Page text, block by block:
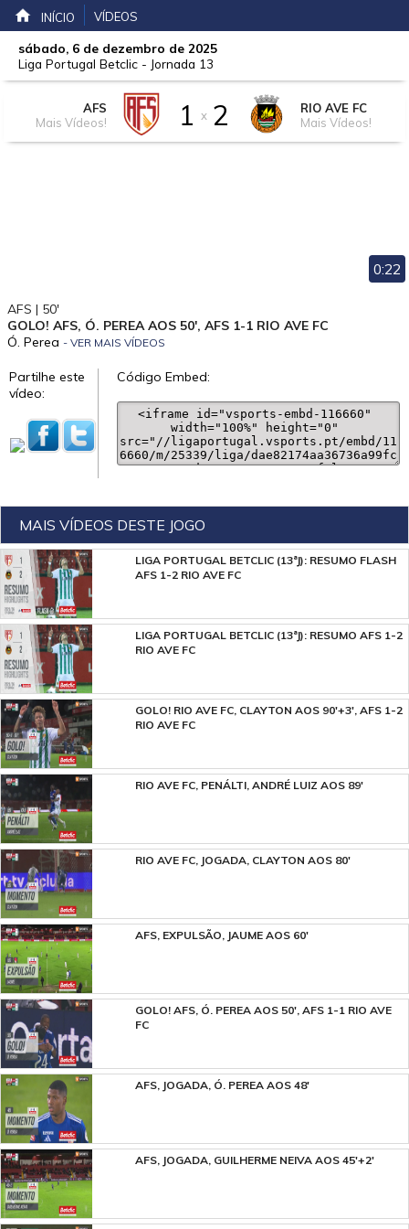
INÍCIO VÍDEOS
sábado, 6 de dezembro de 2025
Liga Portugal Betclic - Jornada 13
AFS
Mais Vídeos!
1 x 2
RIO AVE FC
Mais Vídeos!
0:22
AFS | 50'
GOLO! AFS, Ó. PEREA AOS 50', AFS 1-1 RIO AVE FC
Ó. Perea - VER MAIS VÍDEOS
Partilhe este
vídeo:
Código Embed:
MAIS VÍDEOS DESTE JOGO
LIGA PORTUGAL BETCLIC (13ªJ): RESUMO FLASH
AFS 1-2 RIO AVE FC
LIGA PORTUGAL BETCLIC (13ªJ): RESUMO AFS 1-2
RIO AVE FC
GOLO! RIO AVE FC, CLAYTON AOS 90'+3', AFS 1-2
RIO AVE FC
RIO AVE FC, PENÁLTI, ANDRÉ LUIZ AOS 89'
RIO AVE FC, JOGADA, CLAYTON AOS 80'
AFS, EXPULSÃO, JAUME AOS 60'
GOLO! AFS, Ó. PEREA AOS 50', AFS 1-1 RIO AVE
FC
AFS, JOGADA, Ó. PEREA AOS 48'
AFS, JOGADA, GUILHERME NEIVA AOS 45'+2'